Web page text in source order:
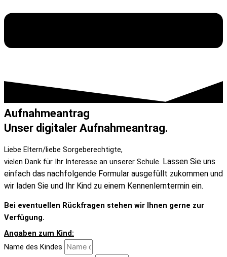
Aufnahmeantrag
Unser digitaler Aufnahmeantrag.
Liebe Eltern/liebe Sorgeberechtigte,
vielen Dank für Ihr Interesse an unserer Schule. Lassen Sie uns
einfach das nachfolgende Formular ausgefüllt zukommen und
wir laden Sie und Ihr Kind zu einem Kennenlerntermin ein.
Bei eventuellen Rückfragen stehen wir Ihnen gerne zur
Verfügung.
Angaben zum Kind:
Name des Kindes